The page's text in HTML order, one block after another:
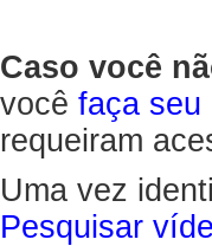
Caso você
você faça seu
requeiram
Uma vez
Pesquisar